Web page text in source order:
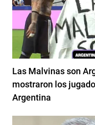
Las Malvinas son
mostraron los
Argentina